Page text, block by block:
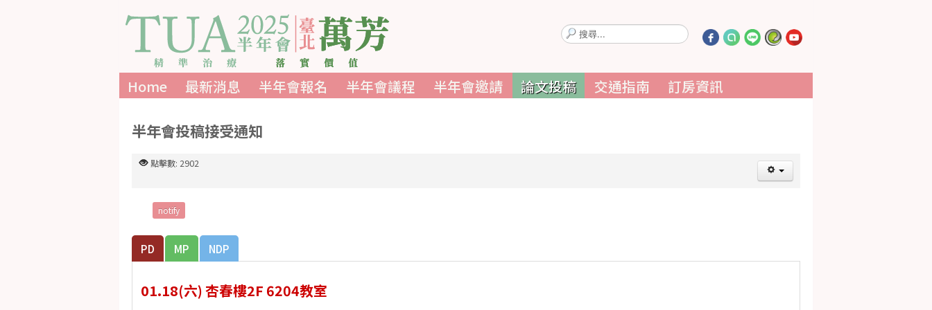
搜
尋...
Home 最新消息 半年會報名 半年會議程 半年會邀請 論文投稿 交通指南 訂房資訊
半年會投稿接受通知
點擊數: 2902
notify
PD MP NDP
01.18(六) 杏春樓2F 6204教室